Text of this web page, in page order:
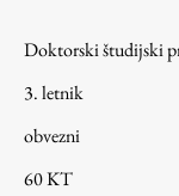
Doktorski študijski
3. letnik
obvezni
60 KT